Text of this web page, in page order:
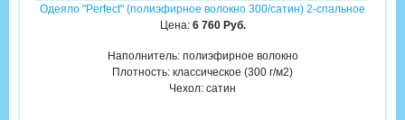
Одеяло "Perfeсt" (полиэфирное волокно 300/сатин) 2-спальное
Цена: 6 760 Руб.
Наполнитель: полиэфирное волокно
Плотность: классическое (300 г/м2)
Чехол: сатин